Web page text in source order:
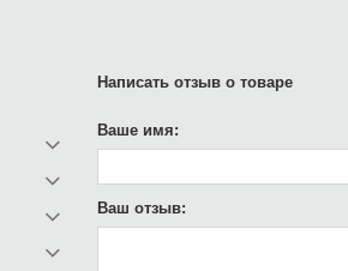
Написать отзыв о товаре
Ваше имя:
Ваш отзыв: